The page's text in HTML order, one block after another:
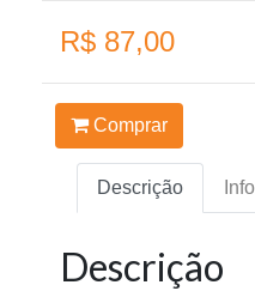
R$ 87,00
Comprar
Descrição
Descrição